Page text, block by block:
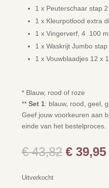
1 x Peuterschaar stap 2
1 x Kleurpotlood extra
1 x Vingerverf, 4 100
1 x Waskrijt Jumbo
1 x Vouwblaadjes 12 x
* Blauw, rood of roze
** Set 1: blauw, rood, geel,
Geef jouw voorkeuren aan
einde van het bestelproces.
€43,82 €39,95
Uitverkocht